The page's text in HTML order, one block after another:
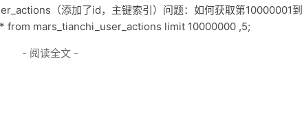
（添加了id，主键索引）问题：如何获取第10000001到
from mars_tianchi_user_actions limit 10000000 ,5;
- 阅读全文 -